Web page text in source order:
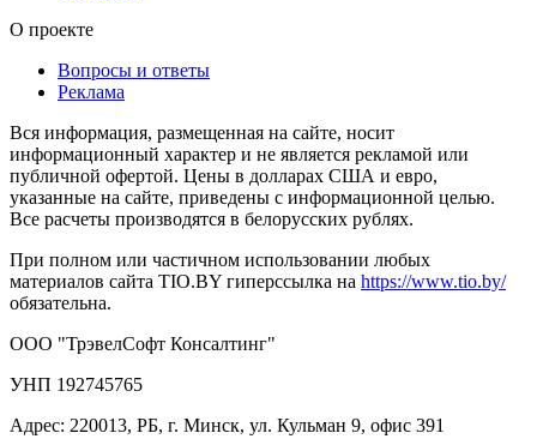
О проекте
Вопросы и ответы
Реклама
Вся информация, размещенная на сайте, носит
информационный характер и не является рекламой или
публичной офертой. Цены в долларах США и евро,
указанные на сайте, приведены с информационной целью.
Все расчеты производятся в белорусских рублях.
При полном или частичном использовании любых
материалов сайта TIO.BY гиперссылка на https://www.tio.by/
обязательна.
ООО "ТрэвелСофт Консалтинг"
УНП 192745765
Адрес: 220013, РБ, г. Минск, ул. Кульман 9, офис 391